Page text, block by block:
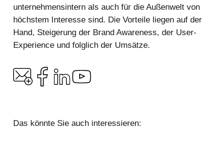
unternehmensintern als auch für die Außenwelt von
höchstem Interesse sind. Die Vorteile liegen auf der
Hand, Steigerung der Brand Awareness, der User-
Experience und folglich der Umsätze.
Das könnte Sie auch interessieren: